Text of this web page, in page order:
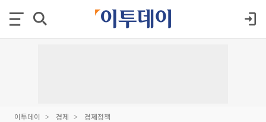
이투데이 경제 경제정책